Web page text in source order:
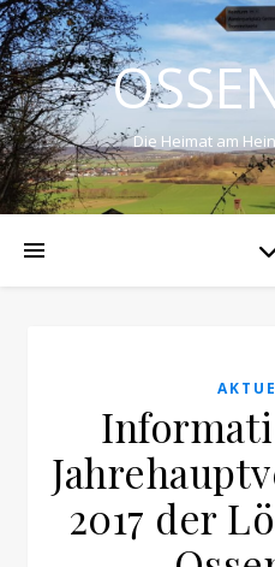
Die Heimat am
2017 der